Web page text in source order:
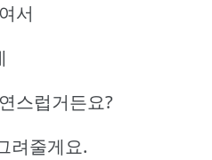
서
스럽거든요?
려줄게요.